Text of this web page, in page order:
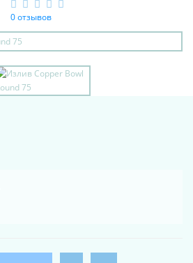
0 отзывов